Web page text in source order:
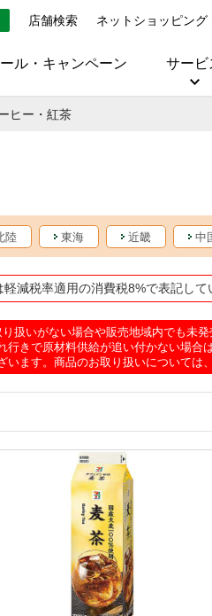
店舗検索 ネットショッピング
ル・キャンペーン サービ
ヒー・紅茶
陸 東海 近畿 中
減税率適用の消費税8%で表記して
扱いがない場合や販売地域内でも未発
行きで原材料供給が追い付かない場合
います。商品のお取り扱いについては